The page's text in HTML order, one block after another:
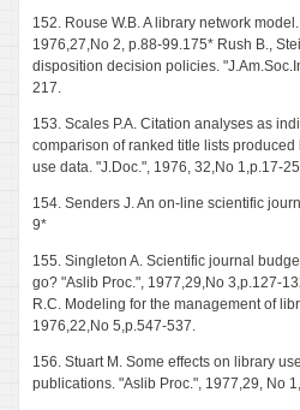
152. Rouse W.B. A library network
1976,27,No 2, p.88-99.175* Rush B.,
disposition decision policies.
217.
153. Scales P.A. Citation analyses as
comparison of ranked title lists
use data. "J.Doc.", 1976, 32,No 1,p.17-
154. Senders J. An on-line scientific
9*
155. Singleton A. Scientific journal
go? "Aslib Proc.", 1977,29,No 3,p.127-
R.C. Modeling for the management of
1976,22,No 5,p.547-537.
156. Stuart M. Some effects on library
publications. "Aslib Proc.", 1977,29, No